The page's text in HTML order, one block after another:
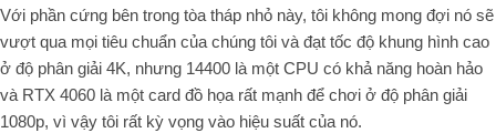
Với phần cứng bên trong tòa tháp nhỏ này, tôi không mong đợi nó sẽ
vượt qua mọi tiêu chuẩn của chúng tôi và đạt tốc độ khung hình cao
ở độ phân giải 4K, nhưng 14400 là một CPU có khả năng hoàn hảo
và RTX 4060 là một card đồ họa rất mạnh để chơi ở độ phân giải
1080p, vì vậy tôi rất kỳ vọng vào hiệu suất của nó.